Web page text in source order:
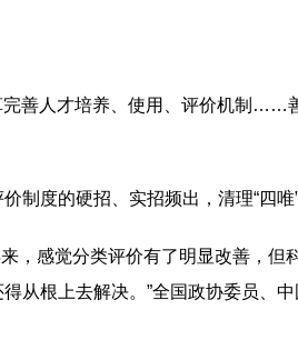
完善人才培养、使用、评价机制
制度的硬招、实招频出，清理“四
来，感觉分类评价有了明显改善，
从根上去解决。”全国政协委员、